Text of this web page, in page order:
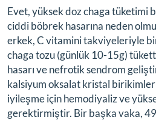
Evet, yüksek doz chaga tüketimi
ciddi böbrek hasarına neden
erkek, C vitamini takviyeleriyle
chaga tozu (günlük 10-15g)
hasarı ve nefrotik sendrom
kalsiyum oksalat kristal
iyileşme için hemodiyaliz ve
gerektirmiştir. Bir başka vaka,